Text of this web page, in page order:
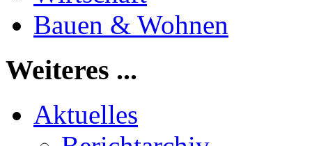
Bauen & Wohnen
Weiteres ...
Aktuelles